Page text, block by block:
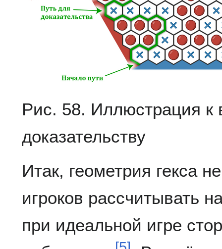
Рис. 58. Иллюстрация
доказательству
Итак, геометрия гекса
игроков рассчитывать
при идеальной игре